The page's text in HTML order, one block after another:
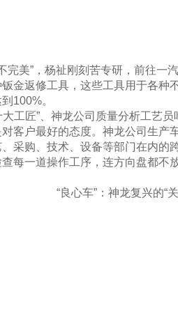
完美”，杨祉刚刻苦专研，前往一
金返修工具，这些工具用于各种
100%。
工匠”、神龙公司质量分析工艺
客户最好的态度。神龙公司生产
采购、技术、设备等部门在内的
每一道操作工序，连方向盘都不放